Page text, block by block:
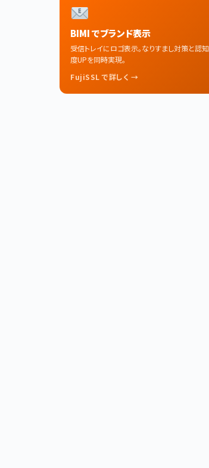
BIMI でブランド表示
受信トレイにロゴ表示。なりすまし対策と認知
度UPを同時実現。
FujiSSL で詳しく →